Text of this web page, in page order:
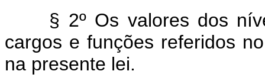
§ 2º Os valores dos
cargos e funções referidos
na presente lei.